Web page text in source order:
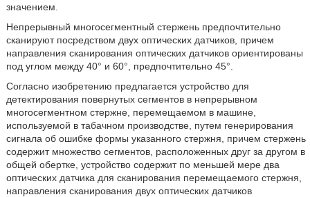
значением.
Непрерывный многосегментный стержень предпочтительно
сканируют посредством двух оптических датчиков, причем
направления сканирования оптических датчиков ориентированы
под углом между 40° и 60°, предпочтительно 45°.
Согласно изобретению предлагается устройство для
детектирования повернутых сегментов в непрерывном
многосегментном стержне, перемещаемом в машине,
используемой в табачном производстве, путем генерирования
сигнала об ошибке формы указанного стержня, причем стержень
содержит множество сегментов, расположенных друг за другом в
общей обертке, устройство содержит по меньшей мере два
оптических датчика для сканирования перемещаемого стержня,
направления сканирования двух оптических датчиков